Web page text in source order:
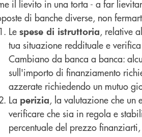
il lievito in una torta - a far
di banche diverse, non
Le spese di istruttoria, relative
tua situazione reddituale e
Cambiano da banca a banca:
sull'importo di finanziamento
azzerate richiedendo un mutuo
La perizia, la valutazione che un
verificare che sia in regola e
percentuale del prezzo